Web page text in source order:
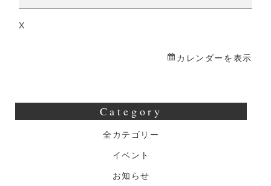
ぷ
ら
X
カレンダーを表示
Category
全カテゴリー
イベント
お知らせ